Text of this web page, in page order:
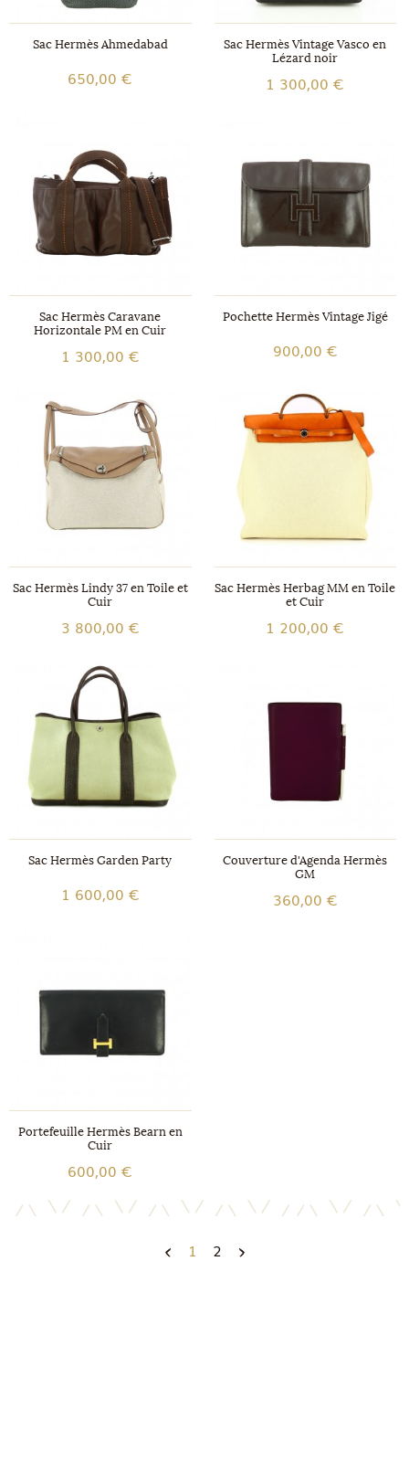
Sac Hermès Ahmedabad
650,00 €
Sac Hermès Vintage Vasco en
Lézard noir
1 300,00 €
Sac Hermès Caravane
Horizontale PM en Cuir
1 300,00 €
Pochette Hermès Vintage Jigé
900,00 €
Sac Hermès Lindy 37 en Toile et
Cuir
3 800,00 €
Sac Hermès Herbag MM en Toile
et Cuir
1 200,00 €
Sac Hermès Garden Party
1 600,00 €
Couverture d'Agenda Hermès
GM
360,00 €
Portefeuille Hermès Bearn en
Cuir
600,00 €
1 2